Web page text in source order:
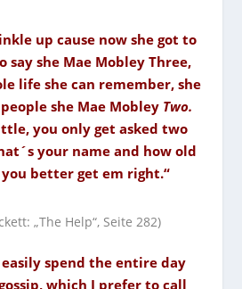
up cause now she got to
say she Mae Mobley Three,
life she can remember, she
she Mae Mobley Two.
you only get asked two
your name and how old
you better get em right.“
„The Help“, Seite 282)
spend the entire day
which I prefer to call